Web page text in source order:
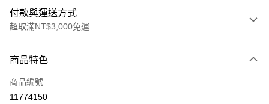
付款與運送方式
超取滿NT$3,000免運
信用卡一次付款
超商取貨付款
商品特色
商品編號
11774150